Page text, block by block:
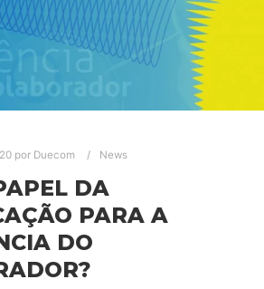
por Duecom News
DA
PARA A
DO